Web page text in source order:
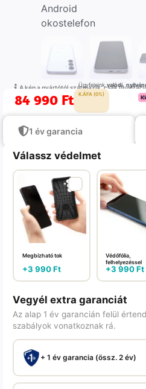
A kép a gyártótól származik, csak
Ügyfeleink valódi,
84 990 Ft K.ÁFA (0%)
1 év garancia
Válassz védelmet
Megbízható tok
+3 990Ft
Védőfólia,
felhelyezéssel
+3 990Ft
Vegyél extra garanciát
Az alap 1 év garancián felül
szabályok vonatkoznak rá.
+ 1 év garancia (össz. 2 év)